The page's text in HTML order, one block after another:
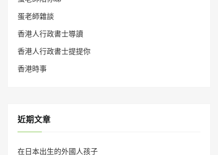
蛋老師雜談
香港人行政書士導讀
香港人行政書士提提你
香港時事
近期文章
在日本出生的外國人孩子